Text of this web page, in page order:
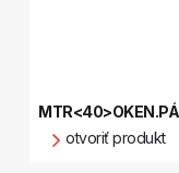
otvoriť produkt